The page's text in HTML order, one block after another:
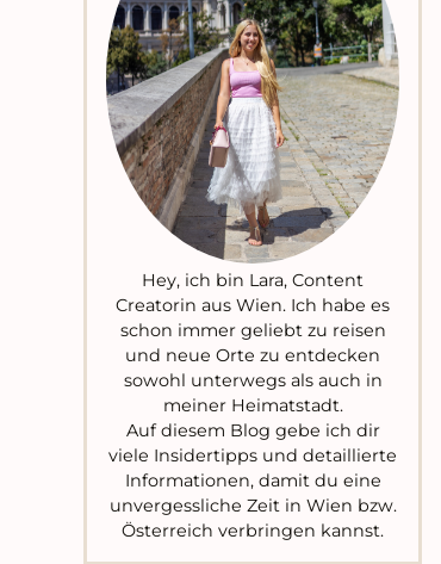
Hey, ich bin Lara, Content
Creatorin aus Wien. Ich habe es
schon immer geliebt zu reisen
und neue Orte zu entdecken
sowohl unterwegs als auch in
meiner Heimatstadt.
Auf diesem Blog gebe ich dir
viele Insidertipps und detaillierte
Informationen, damit du eine
unvergessliche Zeit in Wien bzw.
Österreich verbringen kannst.